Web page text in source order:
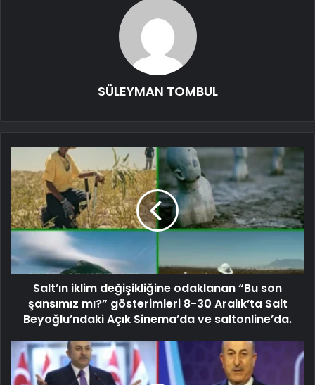
SÜLEYMAN TOMBUL
Salt’ın iklim değişikliğine odaklanan “Bu son
şansımız mı?” gösterimleri 8-30 Aralık’ta Salt
Beyoğlu’ndaki Açık Sinema’da ve saltonline’da.